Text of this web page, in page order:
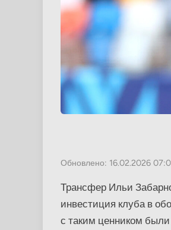
Обновлено: 16.02.2026
Трансфер Ильи
инвестиция клуба в
с таким ценником